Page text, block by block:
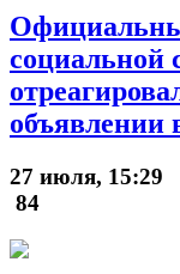
социальной
объявлении
27 июля, 15:29
84